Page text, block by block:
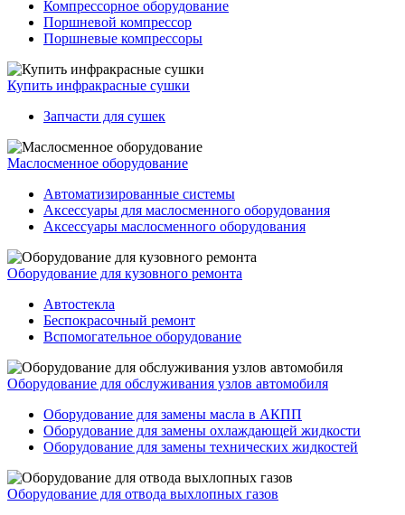
Компрессорное оборудование
Поршневой компрессор
Поршневые компрессоры
Купить инфракрасные сушки
Запчасти для сушек
Маслосменное оборудование
Автоматизированные системы
Аксессуары для маслосменного оборудования
Аксессуары маслосменного оборудования
Оборудование для кузовного ремонта
Автостекла
Беспокрасочный ремонт
Вспомогательное оборудование
Оборудование для обслуживания узлов автомобиля
Оборудование для замены масла в АКПП
Оборудование для замены охлаждающей жидкости
Оборудование для замены технических жидкостей
Оборудование для отвода выхлопных газов